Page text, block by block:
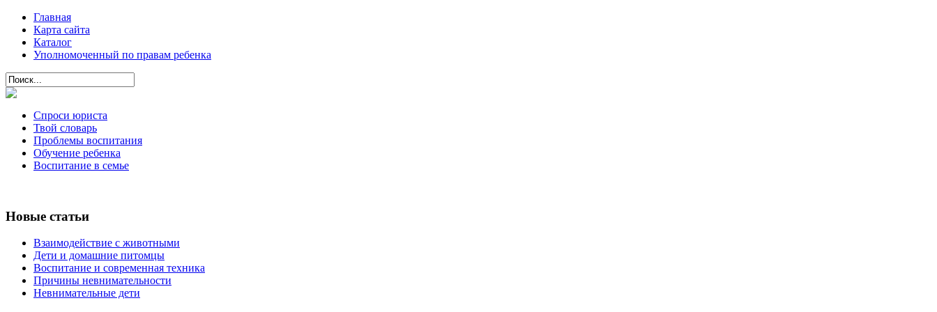
Главная
Карта сайта
Каталог
Уполномоченный по правам ребенка
Спроси юриста
Твой словарь
Проблемы воспитания
Обучение ребенка
Воспитание в семье
Новые статьи
Взаимодействие с животными
Дети и домашние питомцы
Воспитание и современная техника
Причины невнимательности
Невнимательные дети